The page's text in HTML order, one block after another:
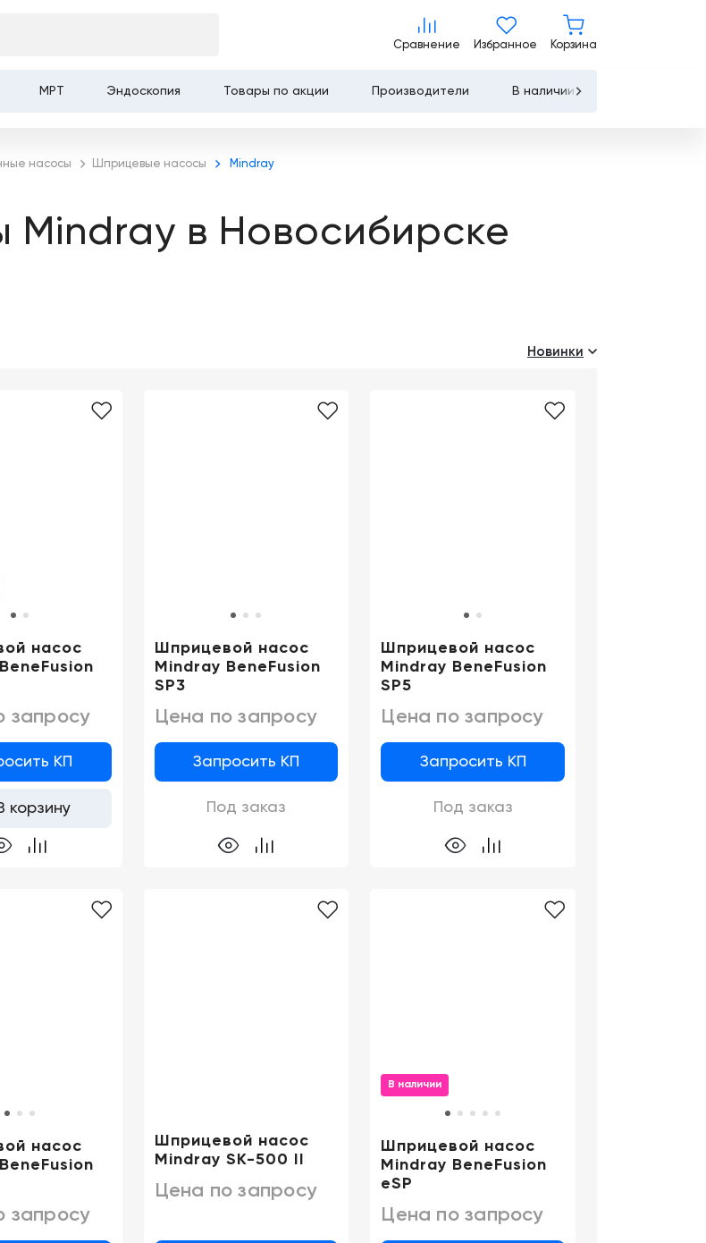
Обучение
Цифровизация
медицинского
Сравнение
Сравнение
Избранное Корзина
МРТ Эндоскопия Товары по акции Производители В наличии
насосы Шприцевые насосы Mindray
в Новосибирске
Новинки
насос
запросу
КП
корзину
Шприцевой насос
Mindray BeneFusion
SP3
Цена по запросу
Запросить КП
Под заказ
Шприцевой насос
Mindray BeneFusion
SP5
Цена по запросу
Запросить КП
Под заказ
насос
запросу
Шприцевой насос
Mindray SK-500 II
Цена по запросу
В наличии
Шприцевой насос
Mindray BeneFusion
eSP
Цена по запросу